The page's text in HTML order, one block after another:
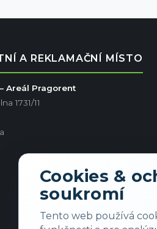
A REKLAMAČNÍ MÍSTO
Areál Pragorent
1731/11
Cookies &
soukromí
Tento web používá